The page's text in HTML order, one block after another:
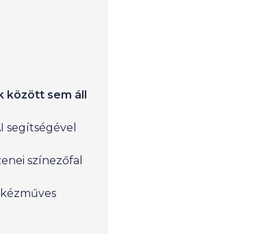
között sem áll
segítségével
színezőfal